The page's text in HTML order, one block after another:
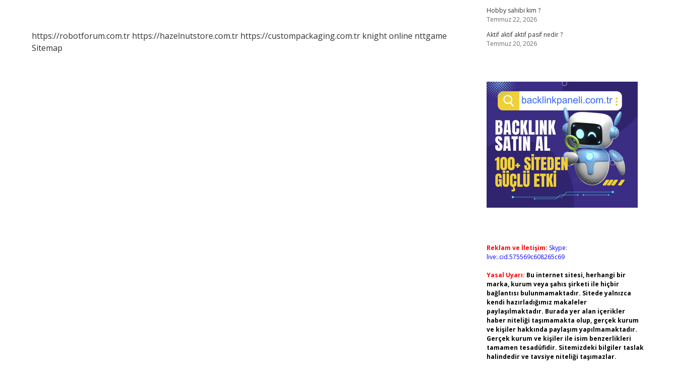
https://robotforum.com.tr https://hazelnutstore.com.tr https://custompackaging.com.tr knight online nttgame
Sitemap
Hobby sahibi kim ?
Temmuz 22, 2026
Aktif aktif aktif pasif nedir ?
Temmuz 20, 2026
Reklam ve İletişim: Skype:
live:.cid.575569c608265c69
Yasal Uyarı: Bu internet sitesi, herhangi bir
marka, kurum veya şahıs şirketi ile hiçbir
bağlantısı bulunmamaktadır. Sitede yalnızca
kendi hazırladığımız makaleler
paylaşılmaktadır. Burada yer alan içerikler
haber niteliği taşımamakta olup, gerçek kurum
ve kişiler hakkında paylaşım yapılmamaktadır.
Gerçek kurum ve kişiler ile isim benzerlikleri
tamamen tesadüfidir. Sitemizdeki bilgiler taslak
halindedir ve tavsiye niteliği taşımazlar.